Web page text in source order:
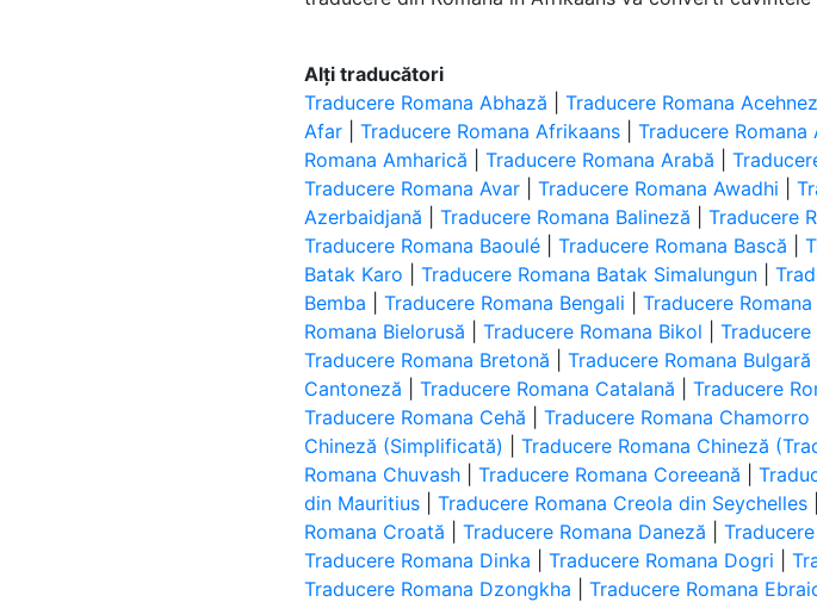
Alți traducători
Traducere Romana Abhază |Traducere Romana
Afar |Traducere Romana Afrikaans |Traducere Romana
Romana Amharică |Traducere Romana Arabă |
Traducere Romana Avar |Traducere Romana Awadhi |
Azerbaidjană |Traducere Romana Balineză |Traducere
Traducere Romana Baoulé |Traducere Romana Bască |
Batak Karo |Traducere Romana Batak Simalungun |
Bemba |Traducere Romana Bengali |Traducere
Romana Bielorusă |Traducere Romana Bikol |Traducere
Traducere Romana Bretonă |Traducere Romana Bulgară
Cantoneză |Traducere Romana Catalană |Traducere
Traducere Romana Cehă |Traducere Romana Chamorro
Chineză (Simplificată)
|Traducere Romana Chineză
Romana Chuvash |Traducere Romana Coreeană |
din Mauritius |Traducere Romana Creola din Seychelles
Romana Croată |Traducere Romana Daneză |
Traducere Romana Dinka |Traducere Romana Dogri |
Traducere Romana Dzongkha |Traducere Romana